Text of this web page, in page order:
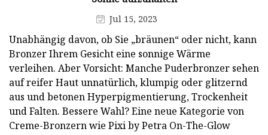
Jul 15, 2023
Unabhängig davon, ob Sie „bräunen“ oder nicht, kann
Bronzer Ihrem Gesicht eine sonnige Wärme
verleihen. Aber Vorsicht: Manche Puderbronzer sehen
auf reifer Haut unnatürlich, klumpig oder glitzernd
aus und betonen Hyperpigmentierung, Trockenheit
und Falten. Bessere Wahl? Eine neue Kategorie von
Creme-Bronzern wie Pixi by Petra On-The-Glow